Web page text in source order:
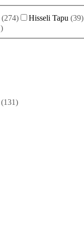
(274) Hisseli Tapu (39)
)
(131)